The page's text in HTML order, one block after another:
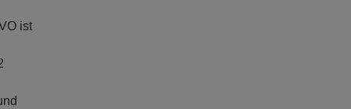
ist